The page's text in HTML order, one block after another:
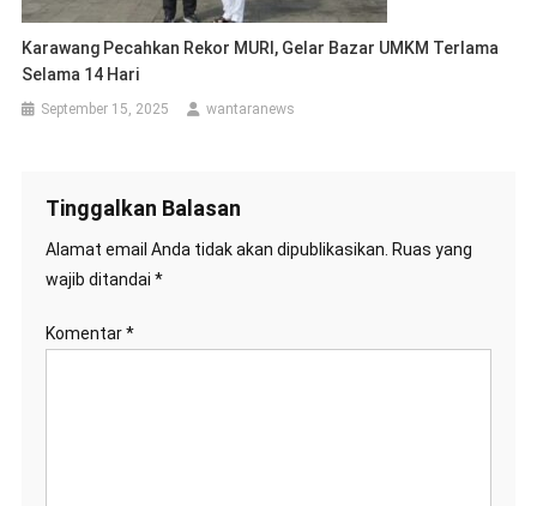
Karawang Pecahkan Rekor MURI, Gelar Bazar UMKM Terlama
Selama 14 Hari
September 15, 2025 wantaranews
Tinggalkan Balasan
Alamat email Anda tidak akan dipublikasikan. Ruas yang
wajib ditandai *
Komentar*